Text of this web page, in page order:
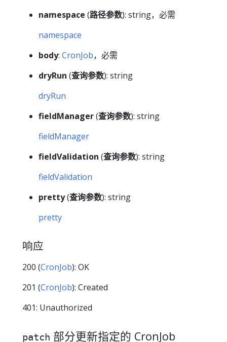
namespace (路径参数): string，必需
namespace
body: CronJob，必需
dryRun (查询参数): string
dryRun
fieldManager(查询参数): string
fieldManager
fieldValidation (查询参数): string
fieldValidation
pretty(查询参数): string
pretty
响应
200 (CronJob): OK
201 (CronJob): Created
401: Unauthorized
patch 部分更新指定的 CronJob